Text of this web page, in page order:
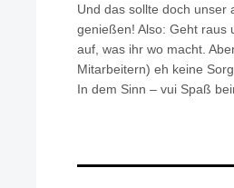
Und das sollte doch unser
genießen! Also: Geht raus
auf, was ihr wo macht.
Mitarbeitern) eh keine
In dem Sinn – vui Spaß